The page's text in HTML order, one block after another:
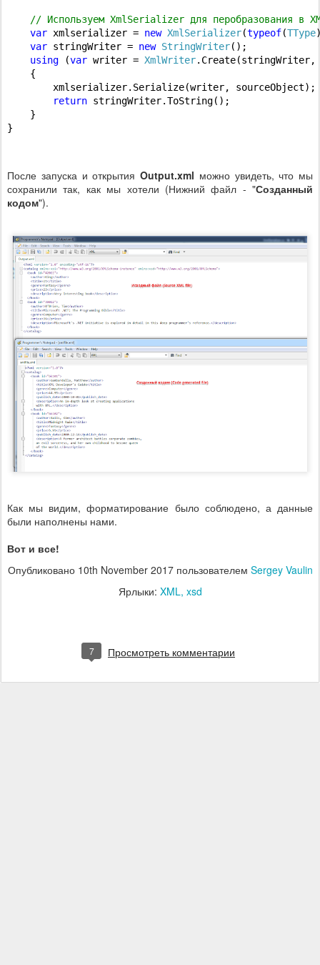
// Используем XmlSerializer для перобразования в
var xmlserializer = new XmlSerializer(typeof(TType
var stringWriter = new StringWriter();
using (var writer = XmlWriter
{
xmlserializer.Serialize(writer, sourceObject);
return stringWriter.ToString();
}
}
После запуска и открытия Output.xml можно увидеть, что мы
сохранили так, как мы хотели (Нижний файл - "Созданный
кодом").
Как мы видим, форматирование было соблюдено, а данные
были наполнены нами.
Вот и все!
Опубликовано 10th November 2017пользователем Sergey Vaulin
Ярлыки: XML xsd
7 Просмотреть комментарии